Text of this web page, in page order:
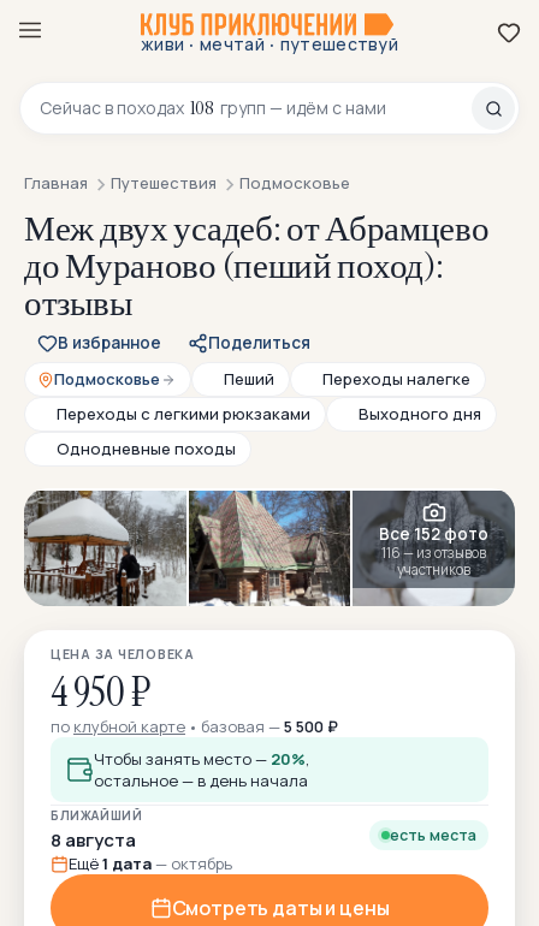
живи · мечтай · путешествуй
Сейчас в походах 108 групп — идём с нами
8 800 200-70-23
Главная Путешествия Подмосковье
Меж двух усадеб: от Абрамцево
до Мураново (пеший поход):
отзывы
В избранное
Поделиться
Подмосковье
Пеший
Переходы налегке
Переходы с легкими рюкзаками
Выходного дня
Однодневные походы
Все 152 фото
116 — из отзывов
участников
ЦЕНА ЗА ЧЕЛОВЕКА
4 950 ₽
по клубной карте базовая —5 500 ₽
Чтобы занять место — 20%,
остальное — в день начала
БЛИЖАЙШИЙ
8 августа есть места
Ещё1 дата— октябрь
Смотреть даты и цены